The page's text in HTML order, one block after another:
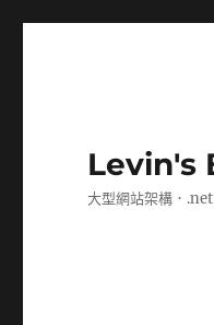
Levin's
大型網站架構．